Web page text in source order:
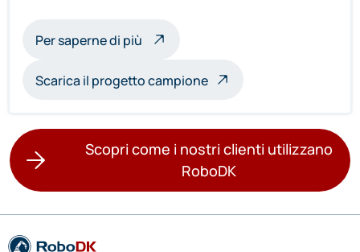
Per saperne di più sull'ispezione multirobot
Scarica il progetto campione
Scopri come i nostri clienti utilizzano
RoboDK